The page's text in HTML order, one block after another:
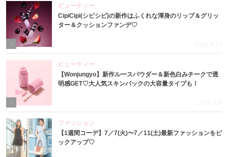
3
ビューティー
CipiCipi(シピシピ)の新作はふくれな渾身のリップ＆グリッ
ター＆クッションファンデ♡
2026.7.14
ビューティー
【Wonjungyo】新作ルースパウダー＆新色白みチークで透
明感GET♡大人気スキンパックの大容量タイプも！
2026.7.9
ファッション
【1週間コーデ】7／7(火)〜7／11(土)最新ファッションをピ
ックアップ♡